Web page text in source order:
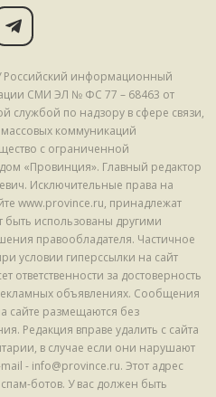
информационный
СМИ ЭЛ № ФС 77 – 68463 от
службой по надзору в сфере связи,
коммуникаций
с ограниченной
«Провинция». Главный редактор
Исключительные права на
www.province.ru, принадлежат
использованы другими
правообладателя. Частичное
условии гиперссылки на сайт
ответственности за достоверность
объявлениях. Сообщения
сайте размещаются без
Редакция вправе удалить с сайта
в случае если они нарушают
- info@province.ru. Этот адрес
ботов. У вас должен быть